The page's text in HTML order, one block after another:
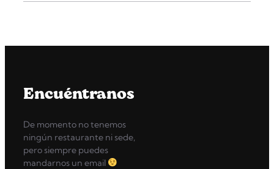
Encuéntranos
De momento no tenemos
ningún restaurante ni sede,
pero siempre puedes
mandarnos un email